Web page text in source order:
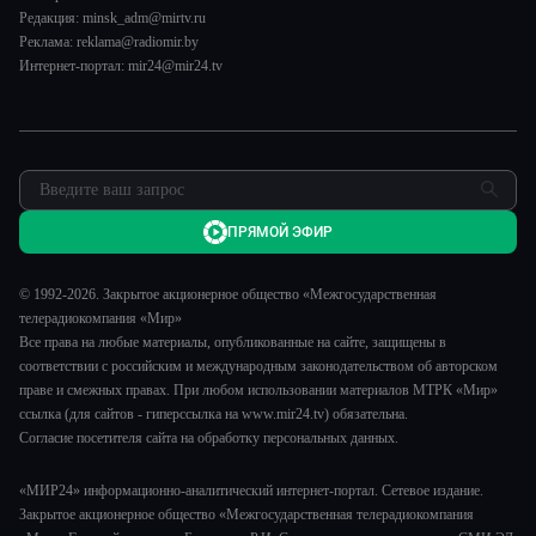
Спорт
Пять причин поехать в...
Сделано в Содружестве
Карьера
Реклама
Редакция: minsk_adm@mirtv.ru
Реклама: reklama@radiomir.by
Интернет-портал: mir24@mir24.tv
© 1992-2026. Закрытое акционерное общество «Межгосударственная
телерадиокомпания «Мир»
Все права на любые материалы, опубликованные на сайте, защищены в
соответствии с российским и международным законодательством об авторском
праве и смежных правах. При любом использовании материалов МТРК «Мир»
ссылка (для сайтов - гиперссылка на www.mir24.tv) обязательна.
Согласие посетителя сайта на обработку персональных данных.
«МИР24» информационно-аналитический интернет-портал. Сетевое издание.
Закрытое акционерное общество «Межгосударственная телерадиокомпания
ПРЯМОЙ ЭФИР